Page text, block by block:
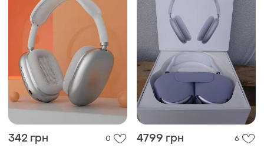
342 грн 0 4799 грн 6